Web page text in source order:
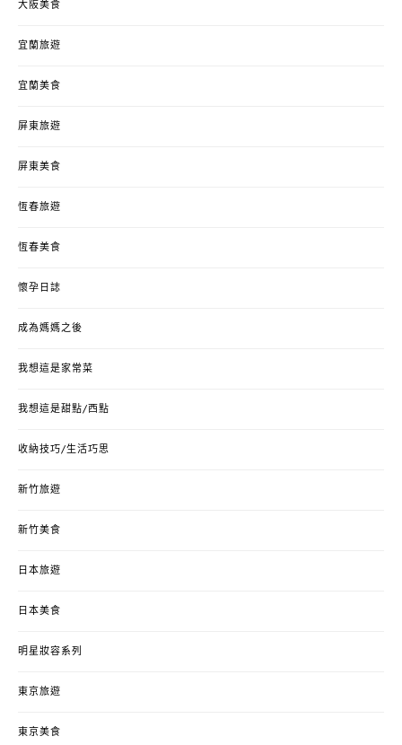
大阪美食
宜蘭旅遊
宜蘭美食
屏東旅遊
屏東美食
恆春旅遊
恆春美食
懷孕日誌
成為媽媽之後
我想這是家常菜
我想這是甜點/西點
收納技巧/生活巧思
新竹旅遊
新竹美食
日本旅遊
日本美食
明星妝容系列
東京旅遊
東京美食